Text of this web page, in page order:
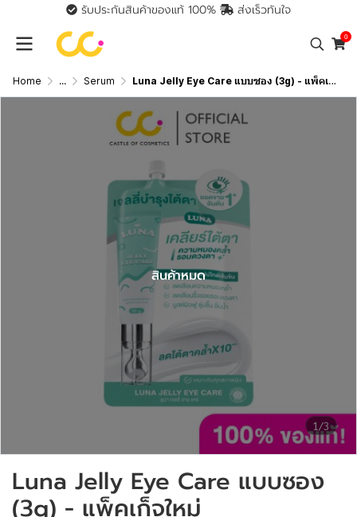
รับประกันสินค้าของแท้ 100% ส่งเร็วทันใจ
0
Home ... Serum Luna Jelly Eye Care แบบซอง (3g) - แพ็คเก็จใหม่
1/3
สินค้าหมด
Luna Jelly Eye Care แบบซอง
(3g) - แพ็คเก็จใหม่